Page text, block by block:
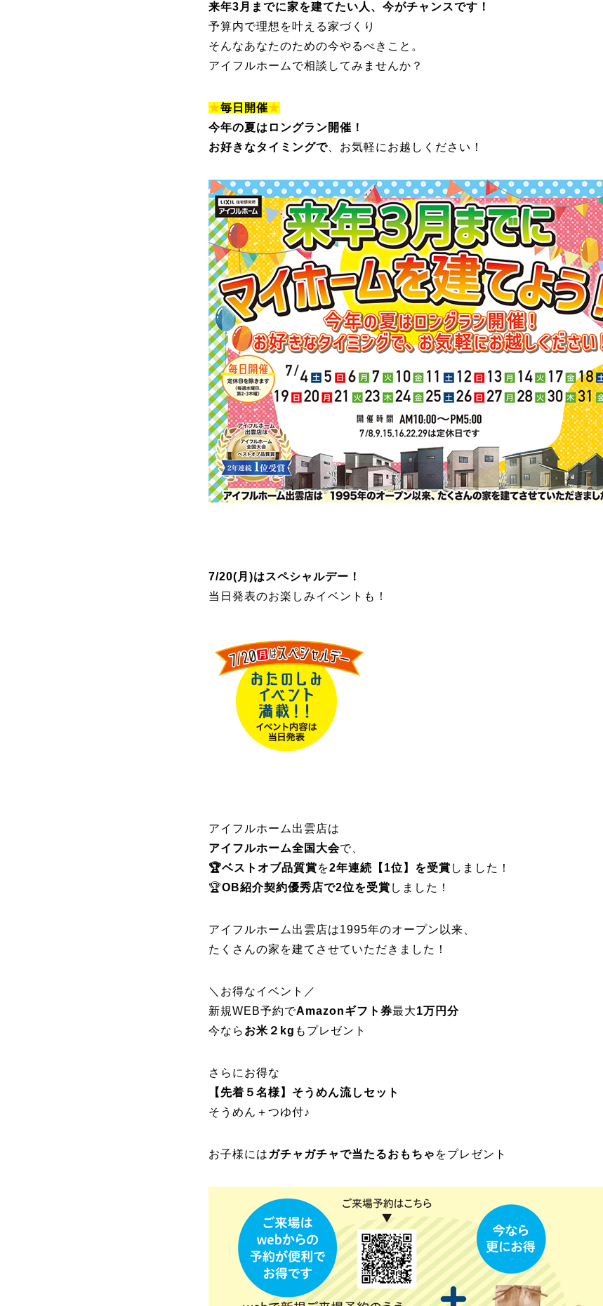
来年3月までに家を建てたい人、今がチャンスです！
予算内で理想を叶える家づくり
そんなあなたのための今やるべきこと。
アイフルホームで相談してみませんか？
★毎日開催★
今年の夏はロングラン開催！
お好きなタイミングで 、お気軽にお越しください！
7/20(月)はスペシャルデー！
当日発表のお楽しみイベントも！
アイフルホーム出雲店は
アイフルホーム全国大会で、
🏆ベストオブ品質賞を2年連続【1位】を受賞 しました！
🏆OB紹介契約優秀店で2位を受賞 しました！
アイフルホーム出雲店は1995年のオープン以来、
たくさんの家を建てさせていただきました！
＼お得なイベント／
新規WEB予約でAmazonギフト券最大1万円分
今なら お米２kg もプレゼント
さらにお得な
【先着５名様】そうめん流しセット
そうめん＋つゆ付♪
お子様には ガチャガチャで当たるおもちゃ をプレゼント